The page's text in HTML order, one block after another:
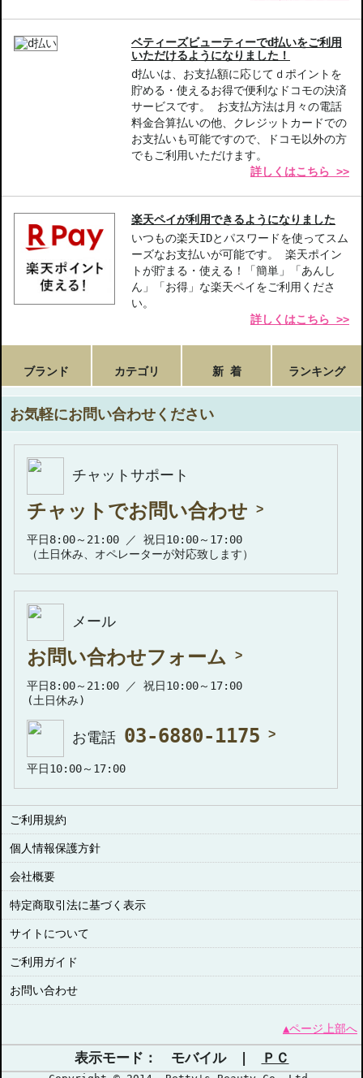
ベティーズビューティーでd払いをご利用
いただけるようになりました！
d払いは、お支払額に応じてｄポイントを
貯める・使えるお得で便利なドコモの決済
サービスです。 お支払方法は月々の電話
料金合算払いの他、クレジットカードでの
お支払いも可能ですので、ドコモ以外の方
でもご利用いただけます。
詳しくはこちら >>
楽天ペイが利用できるようになりました
いつもの楽天IDとパスワードを使ってスム
ーズなお支払いが可能です。 楽天ポイン
トが貯まる・使える！「簡単」「あんし
ん」「お得」な楽天ペイをご利用くださ
い。
詳しくはこちら >>
ブランド カテゴリ 新 着 ランキング
お気軽にお問い合わせください
チャットサポート
チャットでお問い合わせ
平日8:00～21:00 ／ 祝日10:00～17:00
（土日休み、オペレーターが対応致します）
メール
お問い合わせフォーム
平日8:00～21:00 ／ 祝日10:00～17:00
(土日休み)
お電話 03-6880-1175
平日10:00～17:00
ご利用規約
個人情報保護方針
会社概要
特定商取引法に基づく表示
サイトについて
ご利用ガイド
お問い合わせ
▲ページ上部へ
表示モード： モバイル | ＰＣ